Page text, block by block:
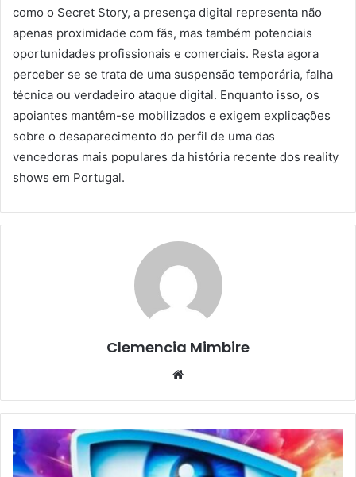
como o Secret Story, a presença digital representa não
apenas proximidade com fãs, mas também potenciais
oportunidades profissionais e comerciais. Resta agora
perceber se se trata de uma suspensão temporária, falha
técnica ou verdadeiro ataque digital. Enquanto isso, os
apoiantes mantêm-se mobilizados e exigem explicações
sobre o desaparecimento do perfil de uma das
vencedoras mais populares da história recente dos reality
shows em Portugal.
Clemencia Mimbire
Website